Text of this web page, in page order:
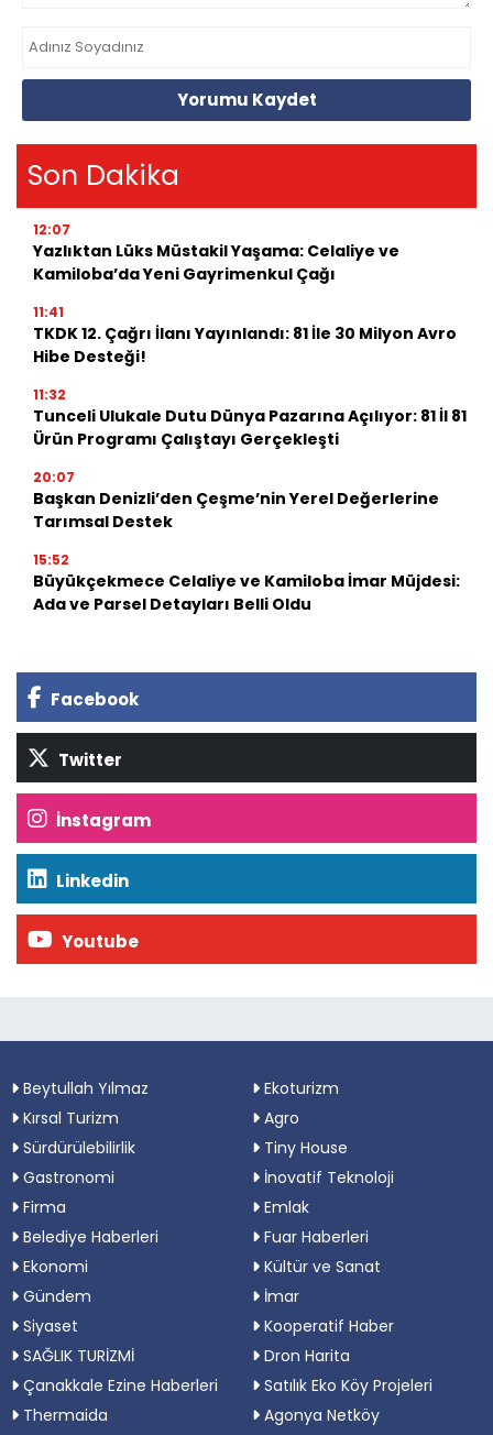
Yorumu Kaydet
Son Dakika
12:07
Yazlıktan Lüks Müstakil Yaşama: Celaliye ve
Kamiloba’da Yeni Gayrimenkul Çağı
11:41
TKDK 12. Çağrı İlanı Yayınlandı: 81 İle 30 Milyon Avro
Hibe Desteği!
11:32
Tunceli Ulukale Dutu Dünya Pazarına Açılıyor: 81 İl 81
Ürün Programı Çalıştayı Gerçekleşti
20:07
Başkan Denizli’den Çeşme’nin Yerel Değerlerine
Tarımsal Destek
15:52
Büyükçekmece Celaliye ve Kamiloba İmar Müjdesi:
Ada ve Parsel Detayları Belli Oldu
Facebook
Twitter
İnstagram
Linkedin
Youtube
Beytullah Yılmaz
Ekoturizm
Kırsal Turizm
Agro
Sürdürülebilirlik
Tiny House
Gastronomi
İnovatif Teknoloji
Firma
Emlak
Belediye Haberleri
Fuar Haberleri
Ekonomi
Kültür ve Sanat
Gündem
İmar
Siyaset
Kooperatif Haber
SAĞLIK TURİZMİ
Dron Harita
Çanakkale Ezine Haberleri
Satılık Eko Köy Projeleri
Thermaida
Agonya Netköy